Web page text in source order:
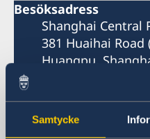
Samtycke
Besöksadress
Shanghai Central
381 Huaihai Road
Huangpu,
Metro: South
Postadress
Sveriges
1521-1541